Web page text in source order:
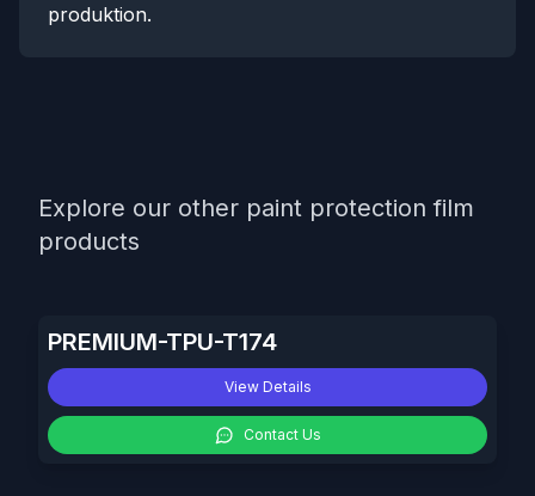
produktion.
Explore our other paint protection film
products
PREMIUM-TPU-T174
View Details
Contact Us